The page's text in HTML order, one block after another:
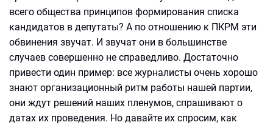
всего общества принципов формирования списка
кандидатов в депутаты? А по отношению к ПКРМ эти
обвинения звучат. И звучат они в большинстве
случаев совершенно не справедливо. Достаточно
привести один пример: все журналисты очень хорошо
знают организационный ритм работы нашей партии,
они ждут решений наших пленумов, спрашивают о
датах их проведения. Но давайте их спросим, как